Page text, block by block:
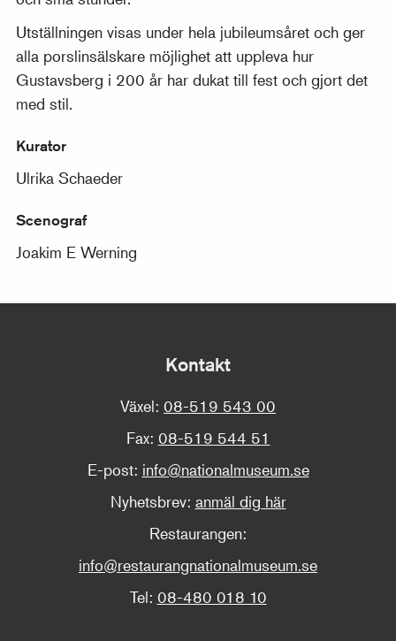
Utställningen visas under hela jubileumsåret och ger
alla porslinsälskare möjlighet att uppleva hur
Gustavsberg i 200 år har dukat till fest och gjort det
med stil.
Kurator
Ulrika Schaeder
Scenograf
Joakim E Werning
Kontakt
Växel: 08-519 543 00
Fax: 08-519 544 51
E-post: info@nationalmuseum.se
Nyhetsbrev: anmäl dig här
Restaurangen:
info@restaurangnationalmuseum.se
Tel: 08-480 018 10